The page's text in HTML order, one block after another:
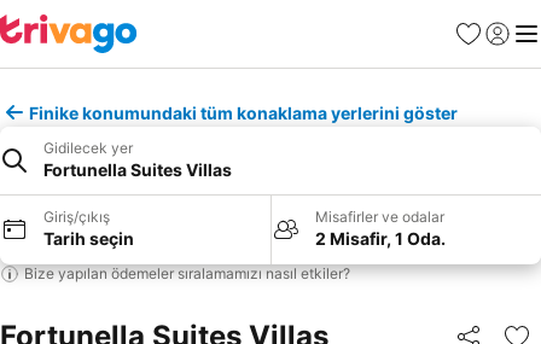
Favoriler
Giriş
Finike konumundaki tüm konaklama yerlerini göster
Gidilecek yer
Fortunella Suites Villas
Giriş/çıkış
Tarih seçin
Misafirler ve odalar
2 Misafir, 1 Oda.
Bize yapılan ödemeler sıralamamızı nasıl etkiler?
Fortunella Suites Villas